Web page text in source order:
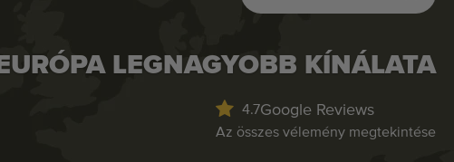
EURÓPA LEGNAGYOBB KÍNÁLATA
4.7Google Reviews
Az összes vélemény megtekintése